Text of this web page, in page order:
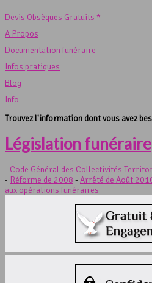
Devis Obsèques Gratuits *
A Propos
Documentation funéraire
Infos pratiques
Blog
Info
Trouvez l'information dont vous avez
Législation funéraire
- Code Général des Collectivités
- Réforme de 2008 - Arrêté de Août
aux opérations funéraires